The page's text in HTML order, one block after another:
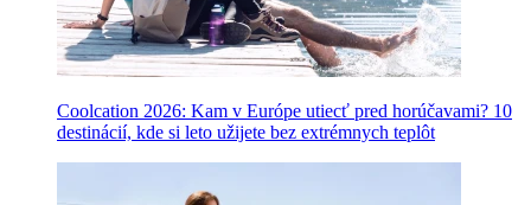
Coolcation 2026: Kam v Európe utiecť pred horúčavami? 10
destinácií, kde si leto užijete bez extrémnych teplôt